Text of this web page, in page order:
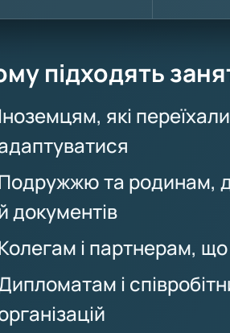
підходять
Іноземцям, які
та родинам,
документів
і партнерам,
і